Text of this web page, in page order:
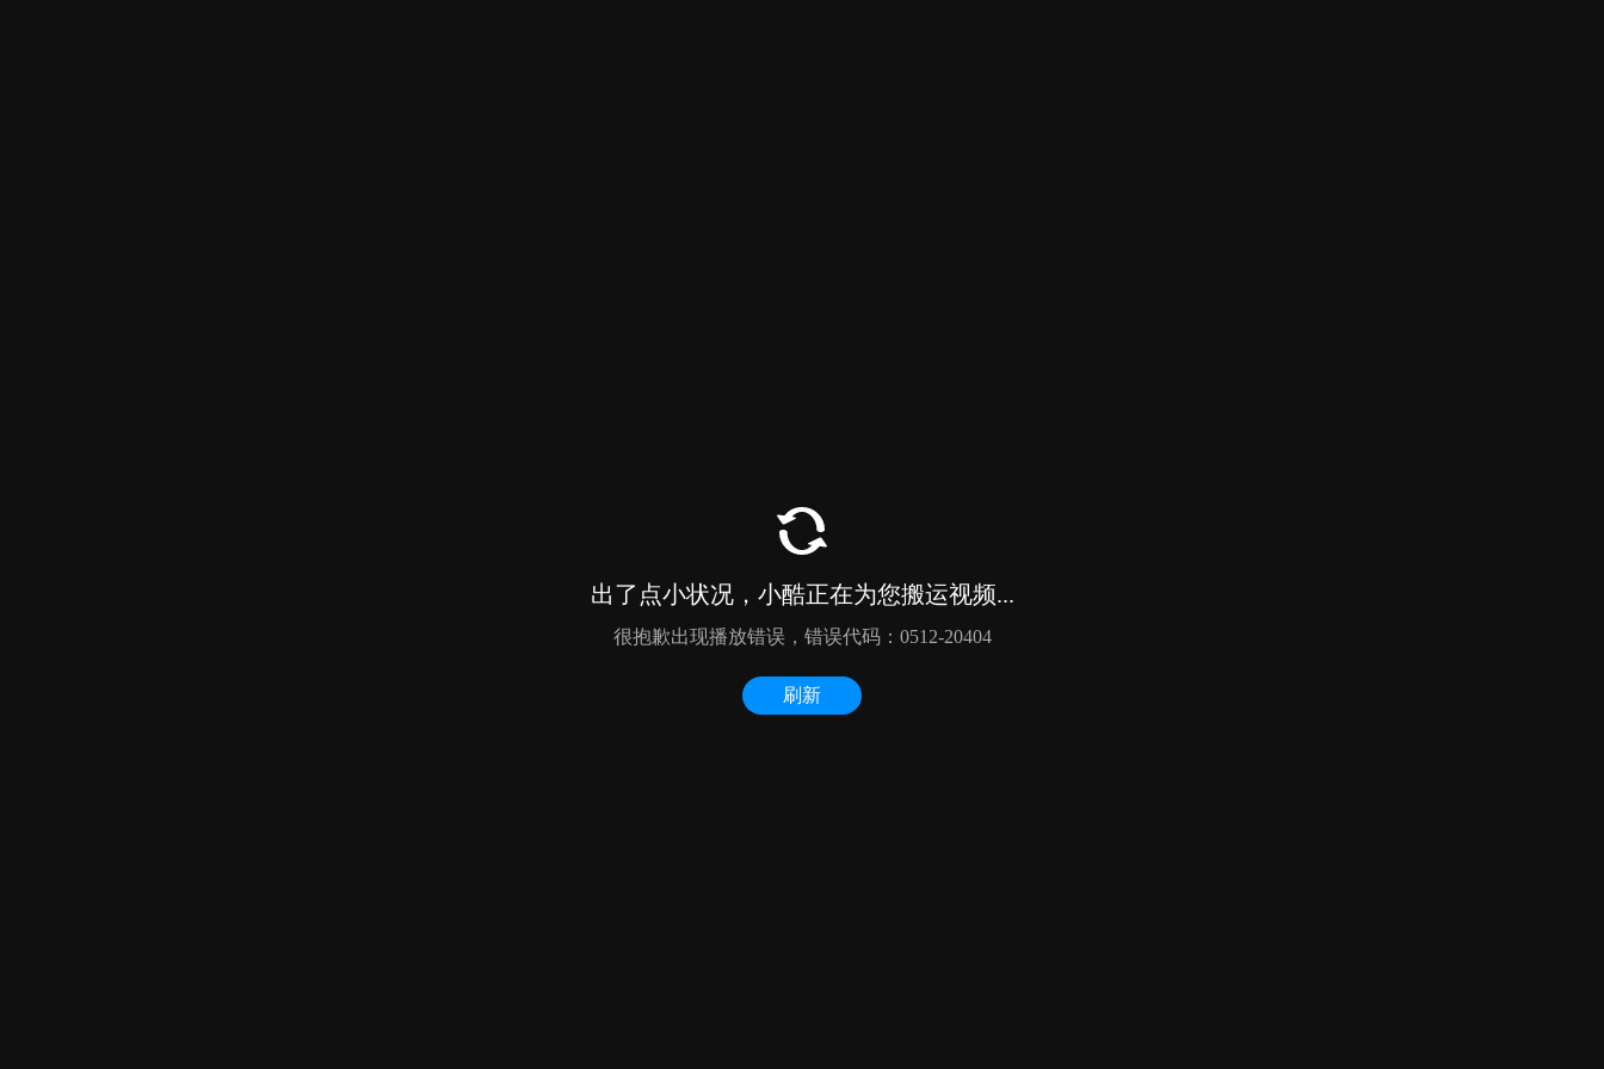
出了点小状况，小酷正在为您搬运视频...
很抱歉出现播放错误，错误代码：0512-20404
刷新